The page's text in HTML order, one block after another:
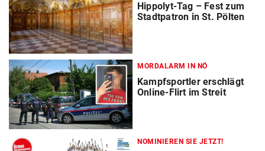
Hippolyt-Tag – Fest zum
Stadtpatron in St. Pölten
MORDALARM IN NÖ
Kampfsportler erschlägt
Online-Flirt im Streit
NOMINIEREN SIE JETZT!